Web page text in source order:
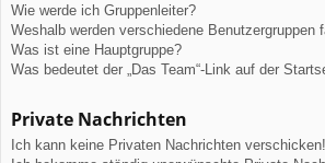
Wie werde ich Gruppenleiter?
Weshalb werden verschiedene Benutzergruppen
Was ist eine Hauptgruppe?
Was bedeutet der „Das Team“-Link auf der
Private Nachrichten
Ich kann keine Privaten Nachrichten verschicken!